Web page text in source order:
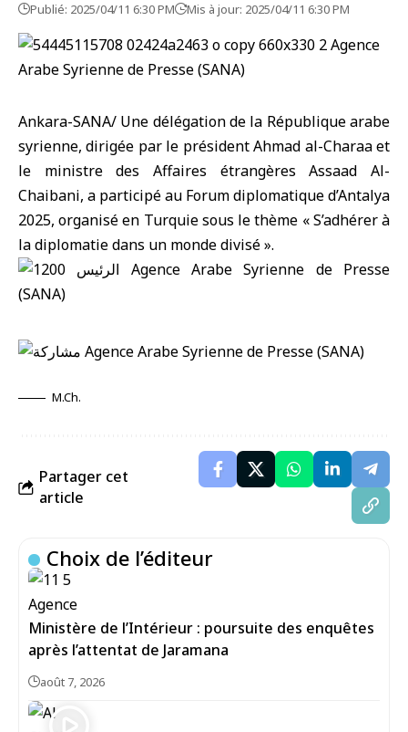
Publié: 2025/04/11 6:30 PM Mis à jour: 2025/04/11 6:30 PM
Ankara-SANA/ Une délégation de la République arabe
syrienne, dirigée par le président Ahmad al-Charaa et
le ministre des Affaires étrangères Assaad Al-
Chaibani, a participé au Forum diplomatique d’Antalya
2025, organisé en Turquie sous le thème « S’adhérer à
la diplomatie dans un monde divisé ».
M.Ch.
Partager cet
article
Choix de l’éditeur
Ministère de l’Intérieur : poursuite des enquêtes
après l’attentat de Jaramana
août 7, 2026